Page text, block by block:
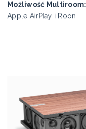
Możliwość Multiroom:
Apple AirPlay i Roon